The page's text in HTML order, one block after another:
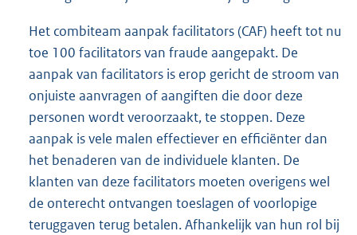
Het combiteam aanpak facilitators (CAF) heeft tot nu
toe 100 facilitators van fraude aangepakt. De
aanpak van facilitators is erop gericht de stroom van
onjuiste aanvragen of aangiften die door deze
personen wordt veroorzaakt, te stoppen. Deze
aanpak is vele malen effectiever en efficiënter dan
het benaderen van de individuele klanten. De
klanten van deze facilitators moeten overigens wel
de onterecht ontvangen toeslagen of voorlopige
teruggaven terug betalen. Afhankelijk van hun rol bij